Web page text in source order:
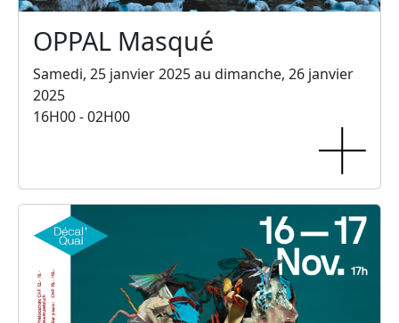
OPPAL Masqué
Samedi, 25 janvier 2025 au dimanche, 26 janvier
2025
16H00 - 02H00